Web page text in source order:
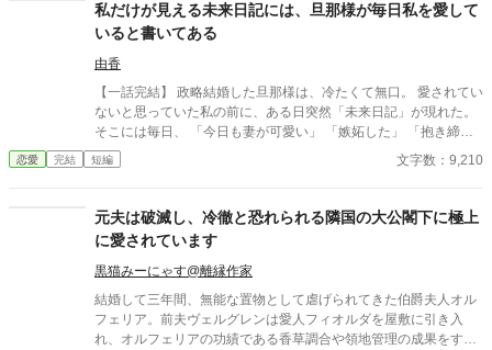
私だけが見える未来日記には、旦那様が毎日私を愛して
いると書いてある
由香
【一話完結】 政略結婚した旦那様は、冷たくて無口。 愛されてい
ないと思っていた私の前に、ある日突然「未来日記」が現れた。
そこには毎日、 「今日も妻が可愛い」 「嫉妬した」 「抱き締め
たい」 と、旦那様の本音が綴られていて……？ 感情を伝えられな
い不器用すぎる公爵と、本心を知ってしまった妻が紡ぐ、じれ甘
恋愛 完結 短編 文字数：9,210
元夫は破滅し、冷徹と恐れられる隣国の大公閣下に極上
に愛されています
黒猫みーにゃす@離縁作家
結婚して三年間、無能な置物として虐げられてきた伯爵夫人オル
フェリア。前夫ヴェルグレンは愛人フィオルダを屋敷に引き入
れ、オルフェリアの功績である香草調合や領地管理の成果をすべ